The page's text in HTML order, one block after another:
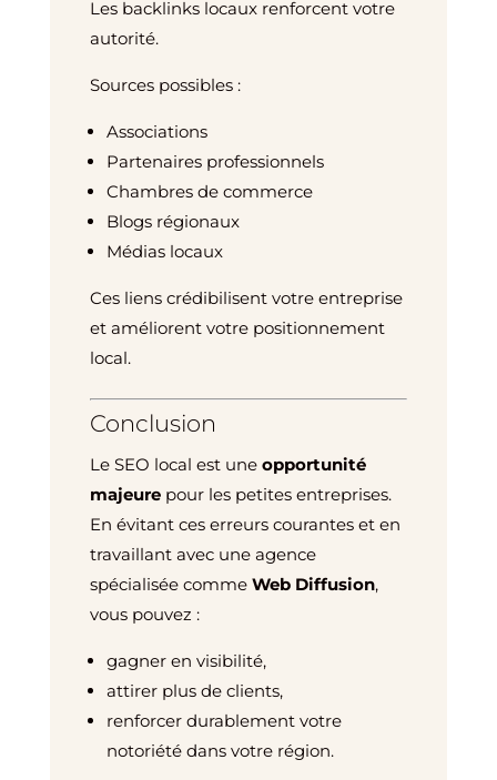
Les backlinks locaux renforcent votre
autorité.
Sources possibles :
Associations
Partenaires professionnels
Chambres de commerce
Blogs régionaux
Médias locaux
Ces liens crédibilisent votre entreprise
et améliorent votre positionnement
local.
Conclusion
Le SEO local est une opportunité
majeurepour les petites entreprises.
En évitant ces erreurs courantes et en
travaillant avec une agence
spécialisée comme Web Diffusion,
vous pouvez :
gagner en visibilité,
attirer plus de clients,
renforcer durablement votre
notoriété dans votre région.